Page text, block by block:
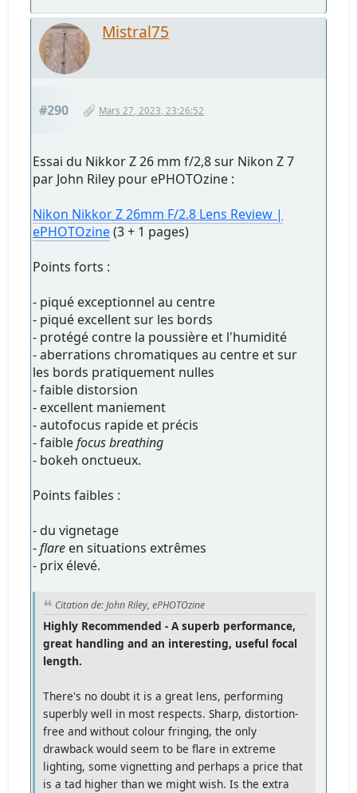
Mistral75
#290 Mars 27, 2023, 23:26:52
Essai du Nikkor Z 26 mm f/2,8 sur Nikon Z 7
par John Riley pour ePHOTOzine :
Nikon Nikkor Z 26mm F/2.8 Lens Review |
ePHOTOzine(3 + 1 pages)
Points forts :
- piqué exceptionnel au centre
- piqué excellent sur les bords
- protégé contre la poussière et l'humidité
- aberrations chromatiques au centre et sur
les bords pratiquement nulles
- faible distorsion
- excellent maniement
- autofocus rapide et précis
- faiblefocus breathing
- bokeh onctueux.
Points faibles :
- du vignetage
-flare en situations extrêmes
- prix élevé.
Citation de: John Riley, ePHOTOzine
Highly Recommended - A superb performance,
great handling and an interesting, useful focal
length.
There's no doubt it is a great lens, performing
superbly well in most respects. Sharp, distortion-
free and without colour fringing, the only
drawback would seem to be flare in extreme
lighting, some vignetting and perhaps a price that
is a tad higher than we might wish. Is the extra